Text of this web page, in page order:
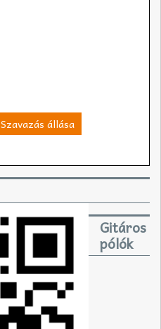
Szavazás állása
Gitáros
pólók